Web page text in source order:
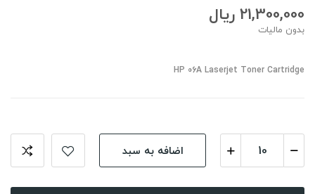
21,300,000 ریال
بدون مالیات
HP 06A Laserjet Toner Cartridge
اضافه به سبد